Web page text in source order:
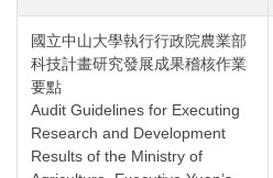
國立中山大學執行行政院農業部
科技計畫研究發展成果稽核作業
要點
Audit Guidelines for Executing
Research and Development
Results of the Ministry of